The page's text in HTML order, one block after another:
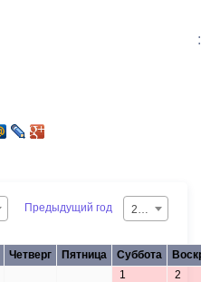
:
Предыдущий год 2026
Четверг Пятница Суббота
1 2